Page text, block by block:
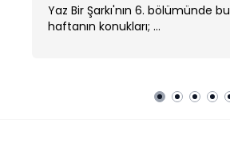
Yaz Bir Şarkı'nın 6. bölümünde bu
haftanın konukları; ...